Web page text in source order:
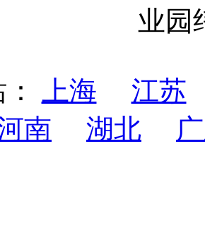
业园
上海
江苏
南 湖北